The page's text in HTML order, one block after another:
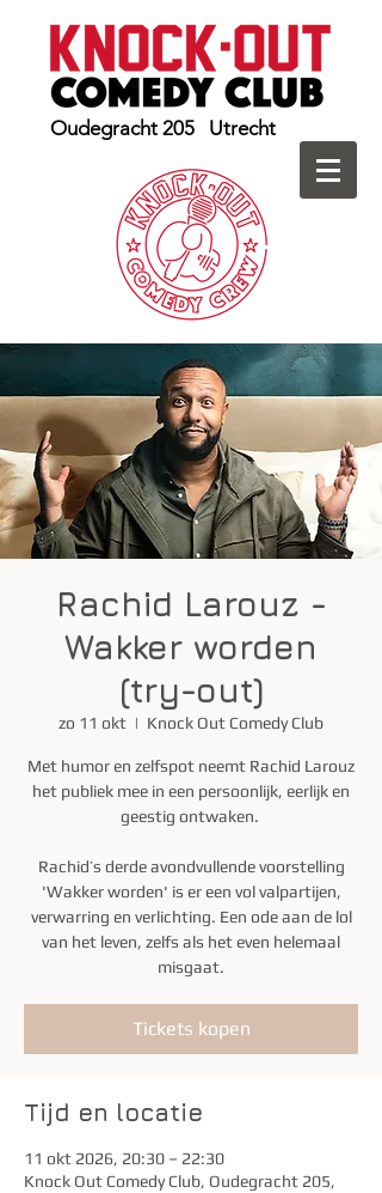
Oudegracht 205 Utrecht
Rachid Larouz -
Wakker worden
(try-out)
zo 11 okt
  |
Knock Out Comedy Club
Met humor en zelfspot neemt Rachid Larouz
het publiek mee in een persoonlijk, eerlijk en
geestig ontwaken.
Rachid’s derde avondvullende voorstelling
'Wakker worden' is er een vol valpartijen,
verwarring en verlichting. Een ode aan de lol
van het leven, zelfs als het even helemaal
misgaat.
Tickets kopen
Tijd en locatie
11 okt 2026, 20:30 – 22:30
Knock Out Comedy Club, Oudegracht 205,